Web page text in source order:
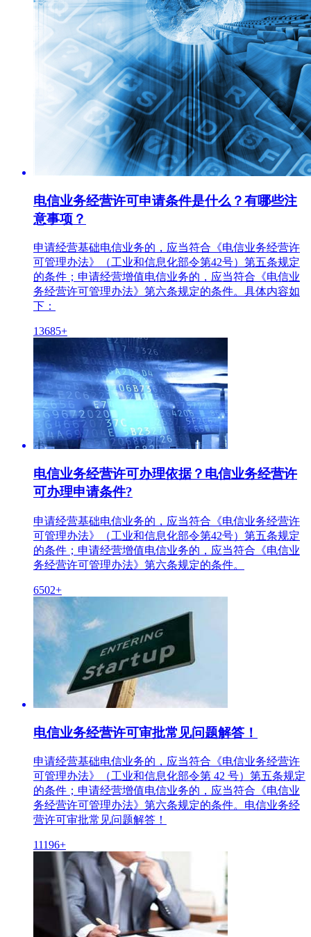
电信业务经营许可申请条件是什么？有哪些注
意事项？
申请经营基础电信业务的，应当符合《电信业务经营许
可管理办法》（工业和信息化部令第42号）第五条规定
的条件；申请经营增值电信业务的，应当符合《电信业
务经营许可管理办法》第六条规定的条件。具体内容如
下：
13685+
电信业务经营许可办理依据？电信业务经营许
可办理申请条件?
申请经营基础电信业务的，应当符合《电信业务经营许
可管理办法》（工业和信息化部令第42号）第五条规定
的条件；申请经营增值电信业务的，应当符合《电信业
务经营许可管理办法》第六条规定的条件。
6502+
电信业务经营许可审批常见问题解答！
申请经营基础电信业务的，应当符合《电信业务经营许
可管理办法》（工业和信息化部令第 42 号）第五条规定
的条件；申请经营增值电信业务的，应当符合《电信业
务经营许可管理办法》第六条规定的条件。电信业务经
营许可审批常见问题解答！
11196+